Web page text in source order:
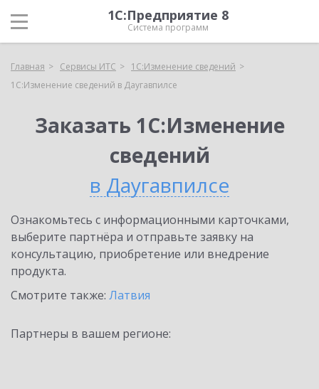
1С:Предприятие 8
Система программ
Главная Сервисы ИТС
1С:Изменение сведений
1С:Изменение сведений в Даугавпилсе
Заказать 1С:Изменение
сведений
в Даугавпилсе
Ознакомьтесь с информационными карточками,
выберите партнёра и отправьте заявку на
консультацию, приобретение или внедрение
продукта.
Смотрите также: Латвия
Партнеры в вашем регионе: